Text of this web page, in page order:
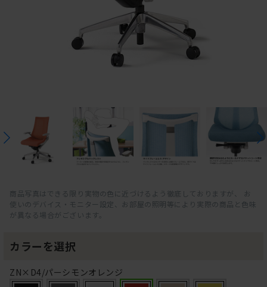
商品写真はできる限り実物の色に近づけるよう徹底しておりますが、 お
使いのデバイス・モニター設定、お部屋の照明等により実際の商品と色味
が異なる場合がございます。
カラーを選択
ZN×D4/パーシモンオレンジ